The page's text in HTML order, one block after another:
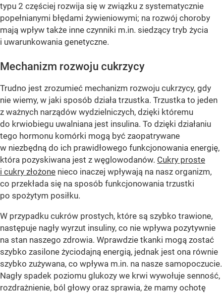
typu 2 częściej rozwija się w związku z systematycznie
popełnianymi błędami żywieniowymi; na rozwój choroby
mają wpływ także inne czynniki m.in. siedzący tryb życia
i uwarunkowania genetyczne.
Mechanizm rozwoju cukrzycy
Trudno jest zrozumieć mechanizm rozwoju cukrzycy, gdy
nie wiemy, w jaki sposób działa trzustka. Trzustka to jeden
z ważnych narządów wydzielniczych, dzięki któremu
do krwiobiegu uwalniana jest insulina. To dzięki działaniu
tego hormonu komórki mogą być zaopatrywane
w niezbędną do ich prawidłowego funkcjonowania energię,
która pozyskiwana jest z węglowodanów. Cukry proste
i cukry złożone nieco inaczej wpływają na nasz organizm,
co przekłada się na sposób funkcjonowania trzustki
po spożytym posiłku.
W przypadku cukrów prostych, które są szybko trawione,
następuje nagły wyrzut insuliny, co nie wpływa pozytywnie
na stan naszego zdrowia. Wprawdzie tkanki mogą zostać
szybko zasilone życiodajną energią, jednak jest ona równie
szybko zużywana, co wpływa m.in. na nasze samopoczucie.
Nagły spadek poziomu glukozy we krwi wywołuje senność,
rozdrażnienie, ból głowy oraz sprawia, że mamy ochotę